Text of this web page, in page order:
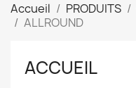
Accueil PRODUITS
ALLROUND
ACCUEIL